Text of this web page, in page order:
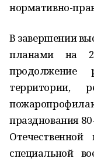
нормативно-
В завершении
планами на
продолжение
территории,
празднования
специальной